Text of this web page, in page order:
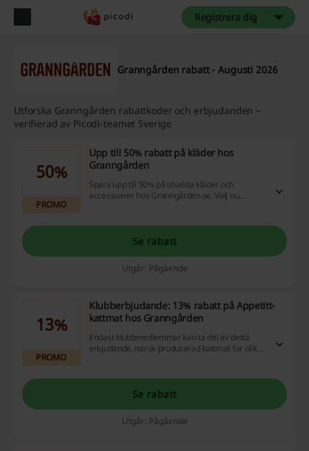
Registrera dig
Granngården rabatt - Augusti 2026
Utforska Granngården rabattkoder och erbjudanden –
verifierad av Picodi-teamet Sverige
50%
PROMO
Upp till 50% rabatt på kläder hos
Granngården
Spara upp till 50% på utvalda kläder och
accessoarer hos Granngården.se. Välj nu
Se rabatt
Utgår: Pågående
13%
PROMO
Klubberbjudande: 13% rabatt på Appetitt-
kattmat hos Granngården
Endast klubbmedlemmar kan ta del av detta
erbjudande, norsk-producerad kattmat för olika
Se rabatt
Utgår: Pågående